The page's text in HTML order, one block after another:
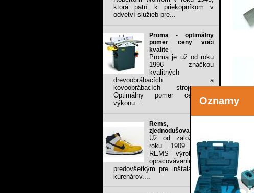
Oznamy
ktorá patrí k priekopníkom v
odvetví služieb pre...
Proma - optimálny
pomer ceny voči
kvalite
Proma je už od roku
1996 značkou
kvalitných
drevoobrábacích a
kovoobrábacích strojov .
Optimálny pomer ceny a
výkonu...
Rems, stále
zjednodušovať prácu
Už od založenia v
roku 1909 vyrába
REMS výrobky na
opracovávanie rúr,
predovšetkým pre inštalatérov a
kúrenárov....